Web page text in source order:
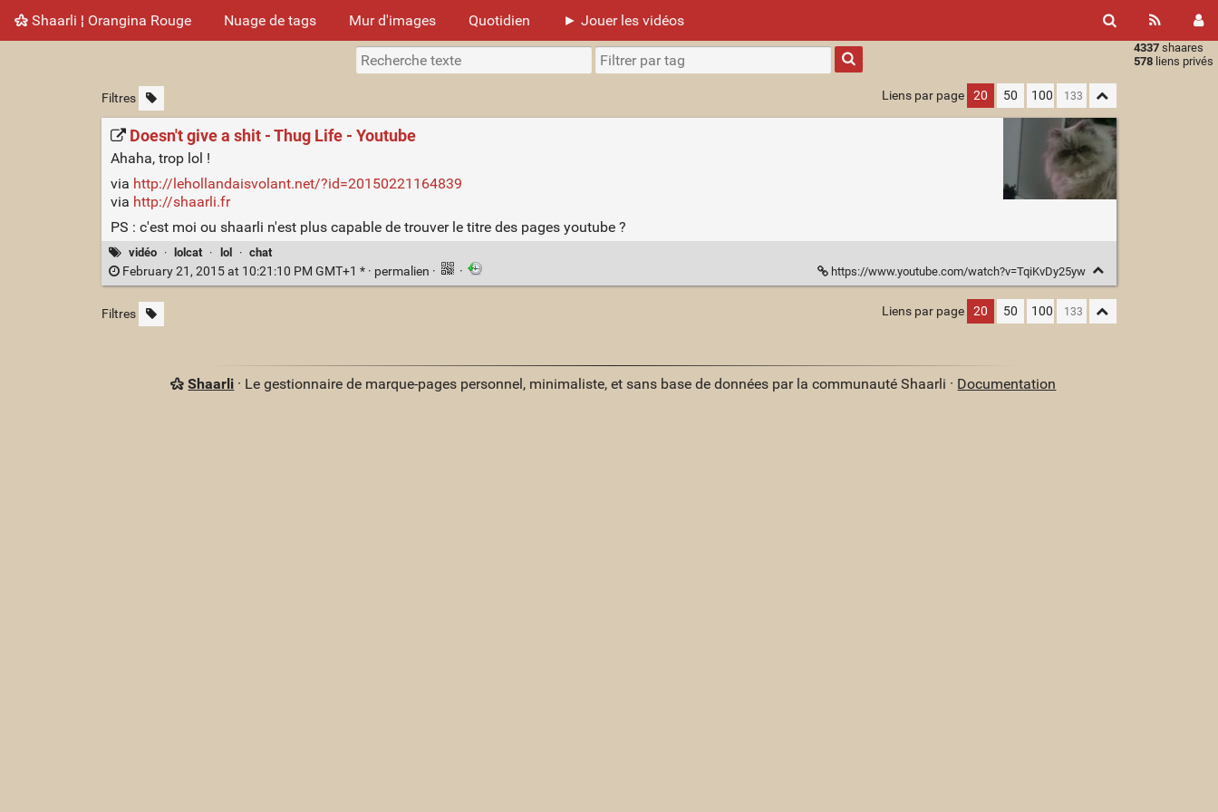
Shaarli ¦ Orangina Rouge Nuage de tags Mur d'images Quotidien ► Jouer les vidéos
4337 shaares
578 liens privés
Type 1 or
more
characters
results.
Filtres Liens par page 20 50 100
Doesn't give a shit - Thug Life - Youtube
Ahaha, trop lol !
via http://lehollandaisvolant.net/?id=20150221164839
via http://shaarli.fr
PS : c'est moi ou shaarli n'est plus capable de trouver le titre des pages youtube ?
vidéo · lolcat · lol · chat
February 21, 2015 at 10:21:10 PM GMT+1 * · permalien · · https://www.youtube.com/watch?v=TqiKvDy25yw
Filtres Liens par page 20 50 100
Shaarli · Le gestionnaire de marque-pages personnel, minimaliste, et sans base de données par la communauté Shaarli · Documentation